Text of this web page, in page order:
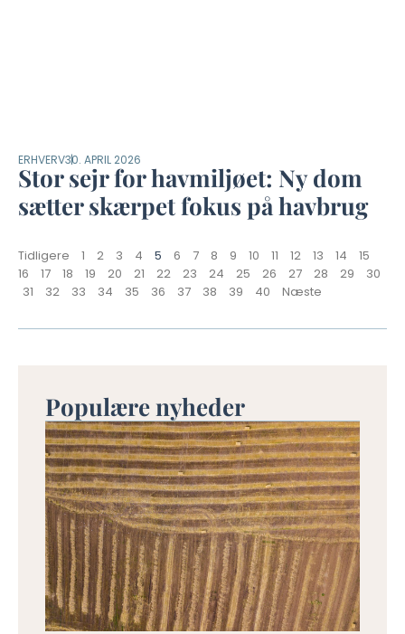
ERHVERV30. APRIL 2026
Stor sejr for havmiljøet: Ny dom
sætter skærpet fokus på havbrug
Tidligere 1 2 3 4 5 6 7 8 9 10 11 12 13 14
15
16
17 18 19 20 21 22 23 24 25 26 27 28 29
30
31
32 33 34 35 36 37 38 39 40 Næste
Populære nyheder